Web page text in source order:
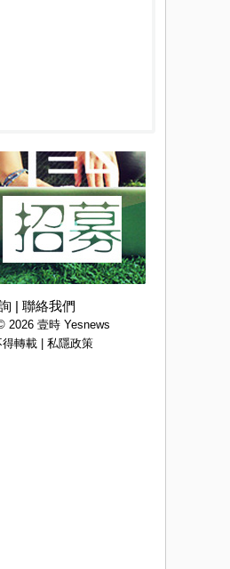
| 聯絡我們
2026 壹時 Yesnews
轉載 | 私隱政策